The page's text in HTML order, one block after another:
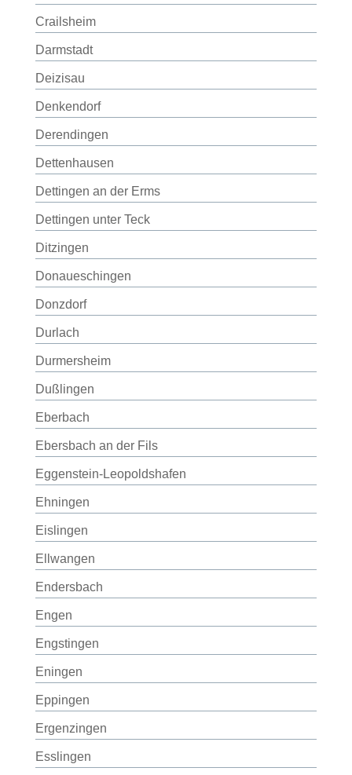
Crailsheim
Darmstadt
Deizisau
Denkendorf
Derendingen
Dettenhausen
Dettingen an der Erms
Dettingen unter Teck
Ditzingen
Donaueschingen
Donzdorf
Durlach
Durmersheim
Dußlingen
Eberbach
Ebersbach an der Fils
Eggenstein-Leopoldshafen
Ehningen
Eislingen
Ellwangen
Endersbach
Engen
Engstingen
Eningen
Eppingen
Ergenzingen
Esslingen